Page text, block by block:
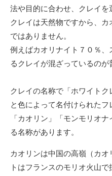
法や目的に合わせ、クレイを
クレイは天然物ですから、
ではありません。
例えばカオリナイト７０％
るクレイが混ざっているのが
クレイの名称で「ホワイト
と色によって名付けられたフ
「カオリン」「モンモリオ
る名称があります。
カオリンは中国の高嶺（カ
トはフランスのモリオ火山